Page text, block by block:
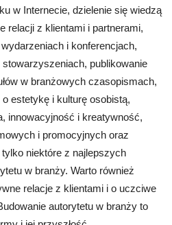
w Internecie, dzielenie się wiedzą
relacji z klientami i partnerami,
i konferencjach,
publikowanie
w branżowych czasopismach,
estetykę i kulturę osobistą,
innowacyjność i kreatywność,
i promocyjnych oraz
niektóre z najlepszych
w branży. Warto również
relacje z klientami i o uczciwe
autorytetu w branży to